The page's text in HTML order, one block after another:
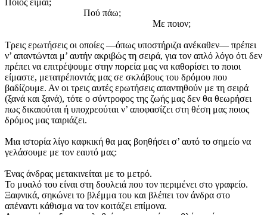
Ποιος είμαι;
Πού πάω;
Με ποιον;
Τρεις ερωτήσεις οι οποίες —όπως υποστήριζα ανέκαθεν— πρέπει
ν’ απαντώνται μ’ αυτήν ακριβώς τη σειρά, για τον απλό λόγο ότι δεν
πρέπει να επιτρέψουμε στην πορεία μας να καθορίσει το ποιοι
είμαστε, μετατρέποντάς μας σε σκλάβους του δρόμου που
βαδίζουμε. Αν οι τρεις αυτές ερωτήσεις απαντηθούν με τη σειρά
(ξανά και ξανά), τότε ο σύντροφος της ζωής μας δεν θα θεωρήσει
πως δικαιούται ή υποχρεούται ν’ αποφασίζει στη θέση μας ποιος
δρόμος μας ταιριάζει.
Μια ιστορία λίγο καφκική θα μας βοηθήσει σ’ αυτό το σημείο να
γελάσουμε με τον εαυτό μας:
Ένας άνδρας μετακινείται με το μετρό.
Το μυαλό του είναι στη δουλειά που τον περιμένει στο γραφείο.
Ξαφνικά, σηκώνει το βλέμμα του και βλέπει τον άνδρα στο
απέναντι κάθισμα να τον κοιτάζει επίμονα.